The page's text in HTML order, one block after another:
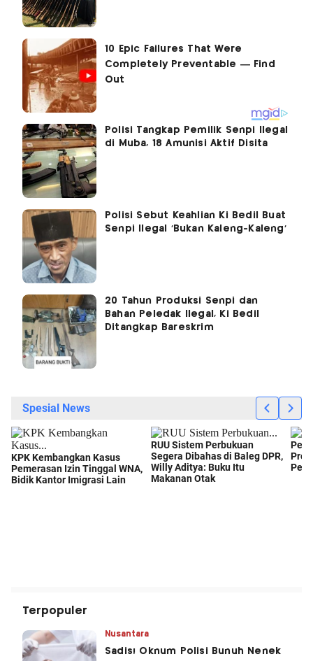
Polisi Tangkap Pemilik Senpi Ilegal
di Muba, 18 Amunisi Aktif Disita
Polisi Sebut Keahlian Ki Bedil Buat
Senpi Ilegal ‘Bukan Kaleng-Kaleng’
20 Tahun Produksi Senpi dan
Bahan Peledak Ilegal, Ki Bedil
Ditangkap Bareskrim
Terpopuler
Nusantara
Sadis! Oknum Polisi Bunuh Nenek